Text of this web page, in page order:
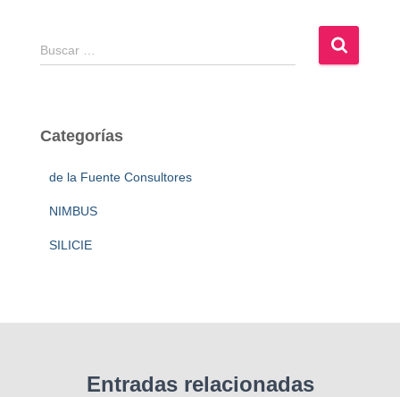
B
u
r
Buscar …
Categorías
de la Fuente Consultores
NIMBUS
SILICIE
Entradas relacionadas